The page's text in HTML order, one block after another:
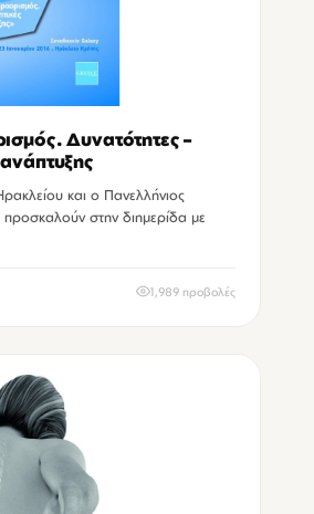
Δυνατότητες –
και ο Πανελλήνιος
1,989 προβολές